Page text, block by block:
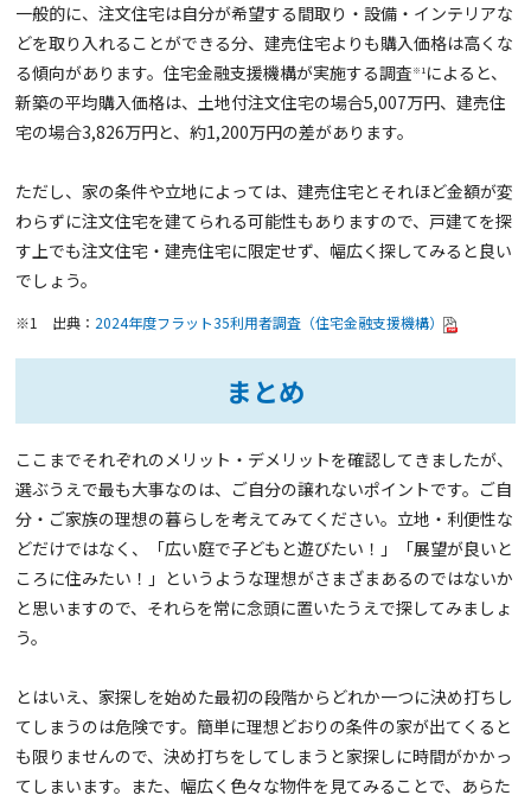
一般的に、注文住宅は自分が希望する間取り・設備・インテリアな
どを取り入れることができる分、建売住宅よりも購入価格は高くな
る傾向があります。住宅金融支援機構が実施する調査 ※1 によると、
新築の平均購入価格は、土地付注文住宅の場合5,007万円、建売住
宅の場合3,826万円と、約1,200万円の差があります。
ただし、家の条件や立地によっては、建売住宅とそれほど金額が変
わらずに注文住宅を建てられる可能性もありますので、戸建てを探
す上でも注文住宅・建売住宅に限定せず、幅広く探してみると良い
でしょう。
※1 出典： 2024年度フラット35利用者調査（住宅金融支援機構）
まとめ
ここまでそれぞれのメリット・デメリットを確認してきましたが、
選ぶうえで最も大事なのは、ご自分の譲れないポイントです。ご自
分・ご家族の理想の暮らしを考えてみてください。立地・利便性な
どだけではなく、「広い庭で子どもと遊びたい！」「展望が良いと
ころに住みたい！」というような理想がさまざまあるのではないか
と思いますので、それらを常に念頭に置いたうえで探してみましょ
う。
とはいえ、家探しを始めた最初の段階からどれか一つに決め打ちし
てしまうのは危険です。簡単に理想どおりの条件の家が出てくると
も限りませんので、決め打ちをしてしまうと家探しに時間がかかっ
てしまいます。また、幅広く色々な物件を見てみることで、あらた